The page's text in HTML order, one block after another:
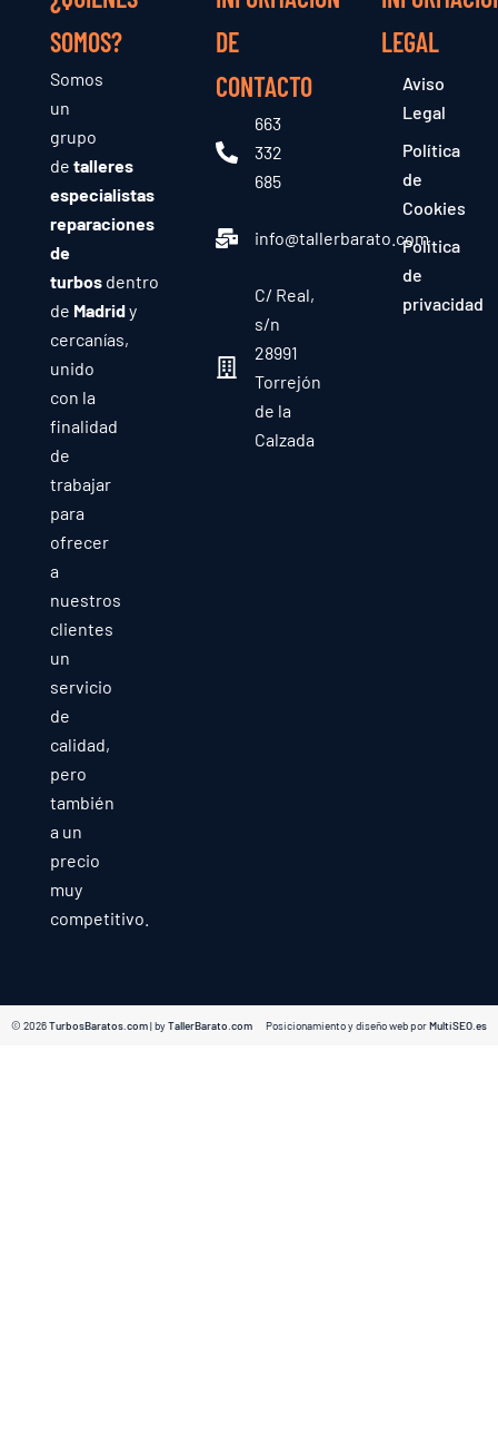
SOMOS?
Somos
un
grupo
de talleres
especialistas
reparaciones
de
turbosdentro
de Madridy
cercanías,
unido
con la
finalidad
de
trabajar
para
ofrecer
a
nuestros
clientes
un
servicio
de
calidad,
pero
también
a un
precio
muy
competitivo.
DE
CONTACTO
663
332
685
info@tallerbarato.com
C/ Real,
s/n
28991
Torrejón
de la
Calzada
LEGAL
Aviso
Legal
Política
de
Cookies
Política
de
privacidad
© 2026TurbosBaratos.com| byTallerBarato.com Posicionamiento y diseño web porMultiSEO.es